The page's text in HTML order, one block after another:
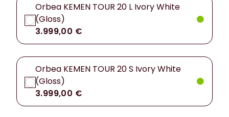
Orbea KEMEN TOUR 20 L Ivory White
(Gloss)
3.999,00 €
Orbea KEMEN TOUR 20 S Ivory White
(Gloss)
3.999,00 €